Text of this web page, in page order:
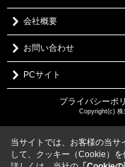
会社概要
お問い合わせ
PCサイト
プライバシーポ
Copyright(c) 株
当サイトでは、お客様の当サ
して、クッキー（Cookie）を